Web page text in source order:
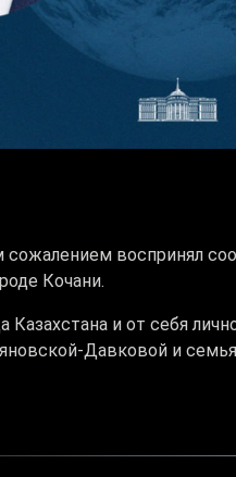
воспринял
Кочани.
Казахстана и от себя
Давковой и